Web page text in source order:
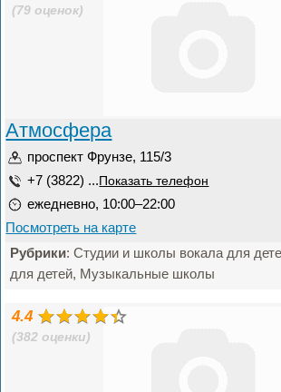
(79 оценок)
Атмосфера
проспект Фрунзе, 115/3
+7 (3822) ... Показать телефон
ежедневно, 10:00–22:00
Посмотреть на карте
Рубрики: Студии и школы вокала для
для детей, Музыкальные школы
4.4
(382 оценки)